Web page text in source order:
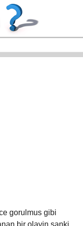
gorulmus gibi
bir olayin sanki